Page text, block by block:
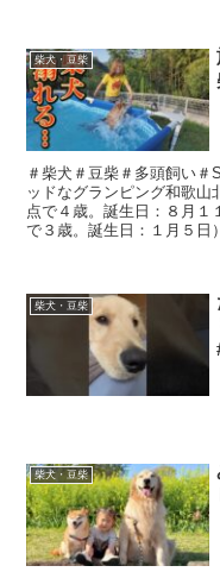
柴犬・豆柴
＃柴犬＃豆柴＃多頭飼い
ッドなグランピング和歌
点で４歳。誕生日：８月１
で３歳。誕生日：１月５日
柴犬・豆柴
柴犬・豆柴